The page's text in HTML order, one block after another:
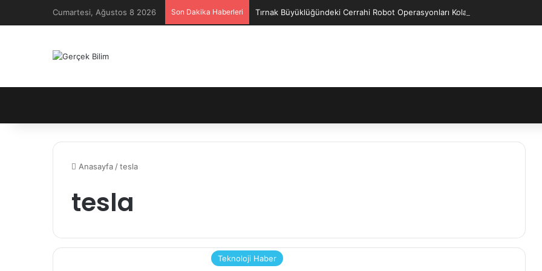
Cumartesi, Ağustos 8 2026 Son Dakika Haberleri Tırnak Büyüklüğündeki Cerrahi Robot Operasyonları Kolaylaştıracak
Anasayfa /tesla
tesla
Teknoloji Haber